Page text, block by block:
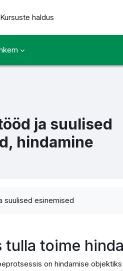
Kursuste haldus
ja suulised
hindamine
suulised esinemised
tulla toime
on hindamise objektiks